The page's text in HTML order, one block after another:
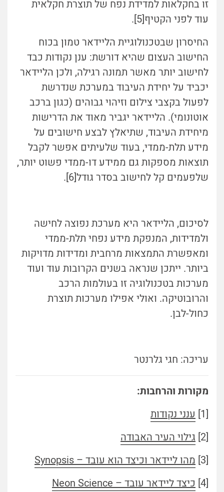
זו בחקלאות למדידת נפח של תוצרת חקלאית
עוד לפני הקטיף[5].
החיסרון שבטכנולוגיית הליידאר טמון בכוח
החישוב העצום שהיא דורשת: ענן נקודות כבד
לחישוב יותר מאשר תמונה רגילה, ולכן הליידאר
יכביד על יחידת העיבוד במערכת שנדרשת
לפעול בקצבי צילום וזיהוי גבוהים (כגון ברכב
אוטונומי). הליידאר יגביר מאוד את הדרישות
מיחידת העיבוד, שתיאלץ לבצע חישובים על
מידע תלת-ממדי, בעוד שלעיתים אפשר לקבל
תוצאות מספקות גם ממידע דו-ממדי פשוט יותר,
שלפעמים קל לחישוב בסדר גודל[6].
לסיכום, הליידאר היא מערכת נפוצה לחישה
ולמדידות, המנפקת מידע נפחי תלת-ממדי
ומאפשרת התמצאות מרחבית ומדידות מדויקות
ביותר. ייתכן שנראה בשנים הקרובות עוד ועוד
מערכות בטכנולוגיה זו בעולמות הרכב
והרובוטיקה. ואולי אפילו מערכות תוצרת
כחול-לבן.
עריכה: חגי גלרנטר
מקורות והרחבות:
[1]
ענני נקודות
[2]
גילוי העיר האבודה
[3]
מהו ליידאר וכיצד הוא עובד – Synopsis
[4]
כיצד ליידאר עובד – Neon Science